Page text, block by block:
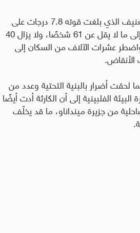
وتتواصل في الفلبين عمليات تقييم الأضرار الناجمة عن الزلزال العنيف الذي بلغت قوته 7.8 درجات على
مقياس ريختر وضرب البلاد في 8 حزيران، فيما ارتفع عدد القتلى إلى ما لا يقل عن 61 شخصًا، ولا يزال 40
كما تجاوز عدد الجرحى 500 شخص، واضطر عشرات الآلاف من السكان إلى
الأنقاض.
لحقت أضرار بالبنية التحتية وعدد من
الفلبينية إلى أن الكارثة أدت أيضًا
من جزيرة مينداناو، ما قد يخلّف